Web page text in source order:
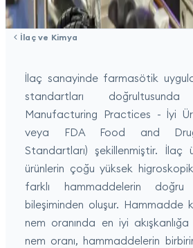
İlaç ve Kimya
İlaç sanayinde farmasötik
standartları
Manufacturing Practices - İyi
veya FDA Food and
Standartları) şekillenmiştir. İlaç
ürünlerin çoğu yüksek
farklı hammaddelerin
bileşiminden oluşur. Hammadde
nem oranında en iyi
nem oranı, hammaddelerin